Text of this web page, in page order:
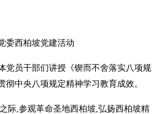
西柏坡党建活动
员干部们讲授《锲而不舍落实八项规
彻中央八项规定精神学习教育成效。
,参观革命圣地西柏坡,弘扬西柏坡精